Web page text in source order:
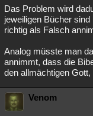
Das Problem wird
jeweiligen Bücher
richtig als Falsch
Analog müsste man
annimmt, dass die
den allmächtigen
Venom